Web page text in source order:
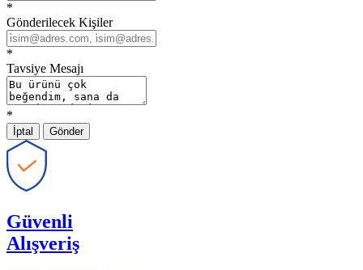
*
Gönderilecek Kişiler
*
Tavsiye Mesajı
*
İptal Gönder
Güvenli
Alışveriş